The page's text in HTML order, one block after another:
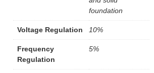
foundation
Voltage Regulation 10%
Frequency
Regulation
5%